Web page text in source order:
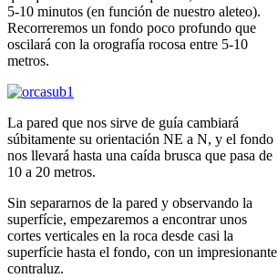
5-10 minutos (en función de nuestro aleteo).
Recorreremos un fondo poco profundo que
oscilará con la orografía rocosa entre 5-10
metros.
La pared que nos sirve de guía cambiará
súbitamente su orientación NE a N, y el fondo
nos llevará hasta una caída brusca que pasa de
10 a 20 metros.
Sin separarnos de la pared y observando la
superfície, empezaremos a encontrar unos
cortes verticales en la roca desde casi la
superfície hasta el fondo, con un impresionante
contraluz.